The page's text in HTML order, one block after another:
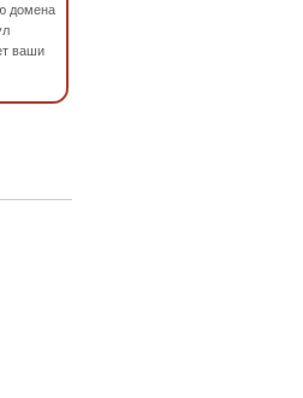
домена
ваши